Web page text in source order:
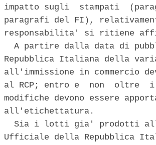
impatto sugli  stampati
paragrafi del FI),
responsabilita' si ritiene
A partire dalla data di
Repubblica Italiana della
all'immissione in commercio
al RCP; entro e  non  oltre
modifiche devono essere
all'etichettatura.
Sia i lotti gia' prodotti
Ufficiale della Repubblica